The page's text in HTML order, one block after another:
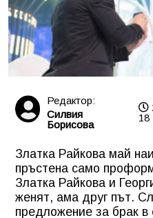
Редактор:
Силвия
Борисова
18
Златка Райкова май
пръстена само
Златка Райкова и
женят, ама друг път.
предложение за брак